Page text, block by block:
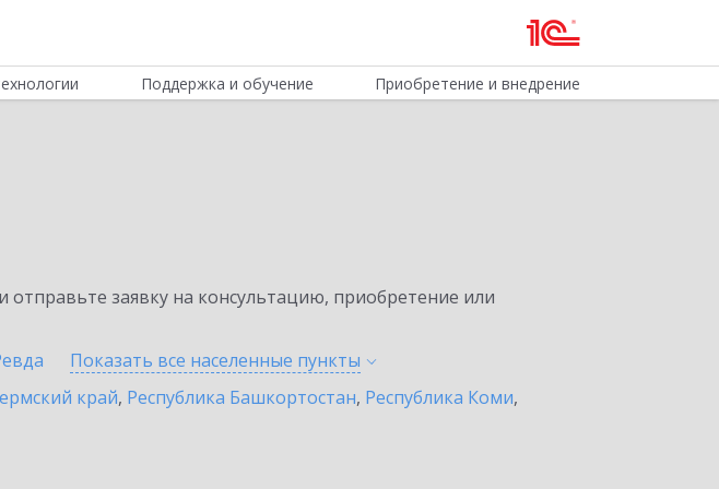
Поддержка и обучение Приобретение и внедрение
заявку на консультацию, приобретение или
Показать все населенные пункты
край, Республика Башкортостан, Республика Коми,